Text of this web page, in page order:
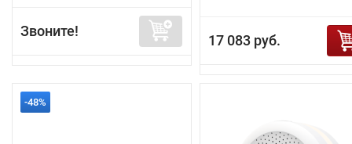
Звоните!
17 083 руб.
-48%